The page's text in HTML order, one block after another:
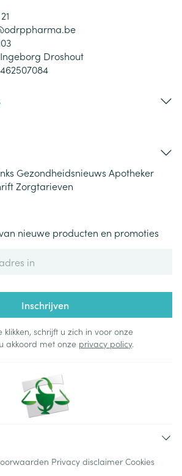
odrppharma.be
Ingeborg Droshout
Gezondheidsnieuws Apotheker
Zorgtarieven
nieuwe producten en promoties
Inschrijven
schrijft u zich in voor onze
akkoord met onze privacy policy.
Privacy disclaimer Cookies